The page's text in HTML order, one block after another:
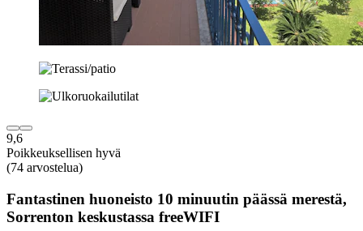
9,6
Poikkeuksellisen hyvä
(74 arvostelua)
Fantastinen huoneisto 10 minuutin päässä merestä,
Sorrenton keskustassa freeWIFI